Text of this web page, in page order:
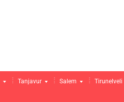
Tanjavur Salem Tirunelveli